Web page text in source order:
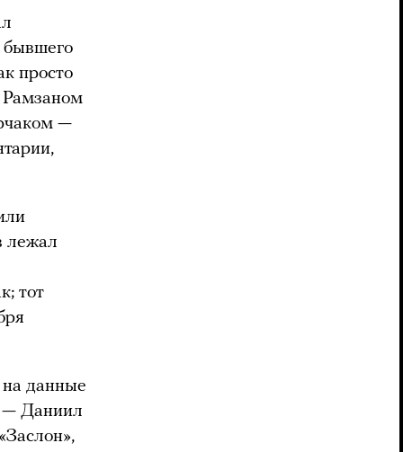
бывшего
просто
Рамзаном
—
лежал
тот
на данные
— Даниил